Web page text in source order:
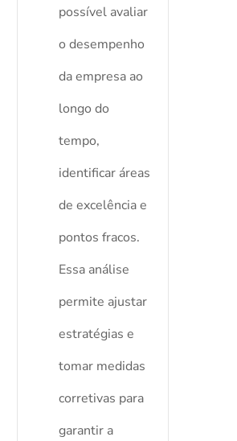
possível avaliar
o desempenho
da empresa ao
longo do
tempo,
identificar áreas
de excelência e
pontos fracos.
Essa análise
permite ajustar
estratégias e
tomar medidas
corretivas para
garantir a